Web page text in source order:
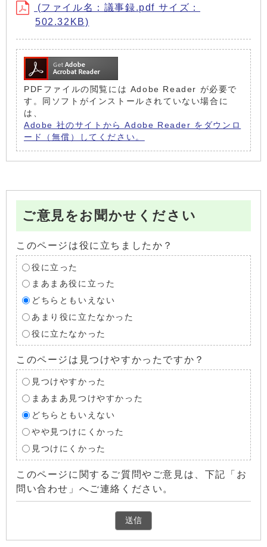
(ファイル名：議事録.pdf サイズ：
502.32KB)
PDFファイルの閲覧には Adobe Reader が必要で
す。同ソフトがインストールされていない場合に
は、
Adobe 社のサイトから Adobe Reader をダウンロ
ード（無償）してください。
ご意見をお聞かせください
このページは役に立ちましたか？
役に立った
まあまあ役に立った
どちらともいえない
あまり役に立たなかった
役に立たなかった
このページは見つけやすかったですか？
見つけやすかった
まあまあ見つけやすかった
どちらともいえない
やや見つけにくかった
見つけにくかった
このページに関するご質問やご意見は、下記「お
問い合わせ」へご連絡ください。